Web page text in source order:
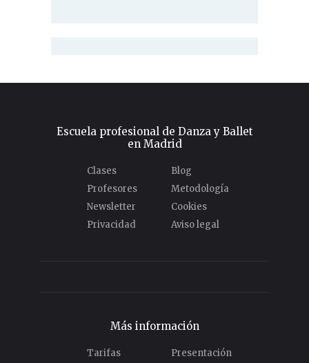
Escuela profesional de Danza y Ballet
en Madrid
Clases
Blog
Profesores
Metodología
Newsletter
Cookies
Privacidad
Aviso legal
Más información
Tarifas Presentación